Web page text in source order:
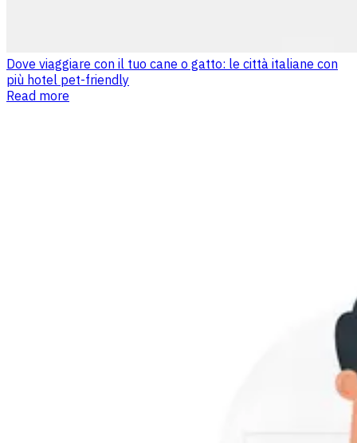
Dove viaggiare con il tuo cane o gatto: le città italiane con
più hotel pet-friendly
Read more